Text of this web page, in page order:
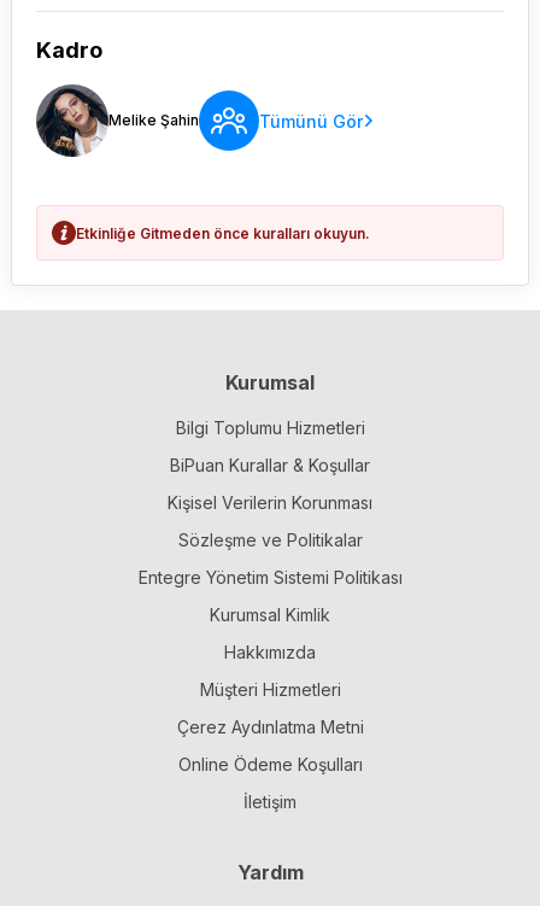
Kadro
Melike Şahin Tümünü Gör
Etkinliğe Gitmeden önce kuralları okuyun.
Kurumsal
Bilgi Toplumu Hizmetleri
BiPuan Kurallar & Koşullar
Kişisel Verilerin Korunması
Sözleşme ve Politikalar
Entegre Yönetim Sistemi Politikası
Kurumsal Kimlik
Hakkımızda
Müşteri Hizmetleri
Çerez Aydınlatma Metni
Online Ödeme Koşulları
İletişim
Yardım